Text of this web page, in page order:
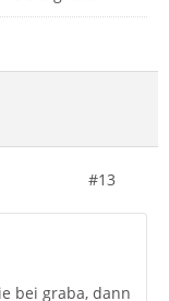
#13
bei graba, dann